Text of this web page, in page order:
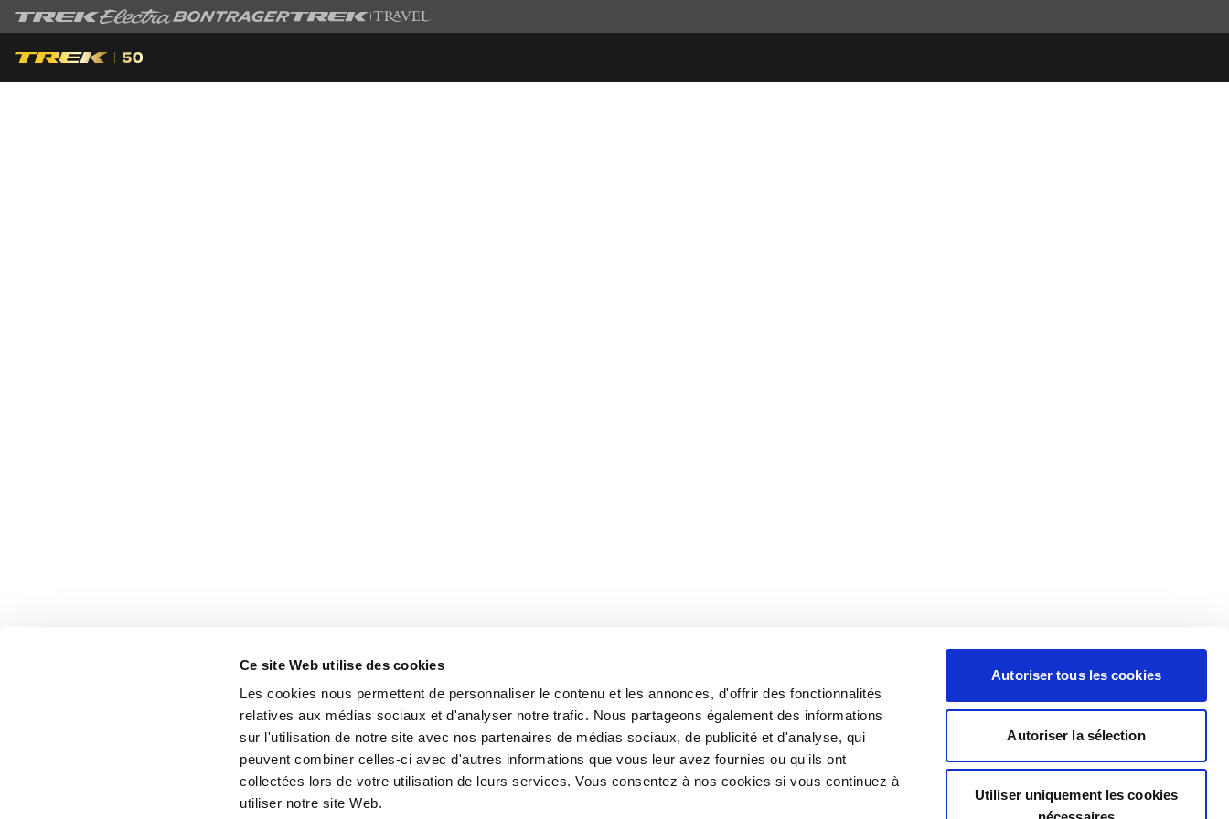
Ce site Web utilise des cookies
Les cookies nous permettent de personnaliser le contenu et les annonces, d'offrir des fonctionnalités
relatives aux médias sociaux et d'analyser notre trafic. Nous partageons également des informations
sur l'utilisation de notre site avec nos partenaires de médias sociaux, de publicité et d'analyse, qui
peuvent combiner celles-ci avec d'autres informations que vous leur avez fournies ou qu'ils ont
collectées lors de votre utilisation de leurs services. Vous consentez à nos cookies si vous continuez à
utiliser notre site Web.
Autoriser tous les cookies
Autoriser la sélection
Utiliser uniquement les cookies